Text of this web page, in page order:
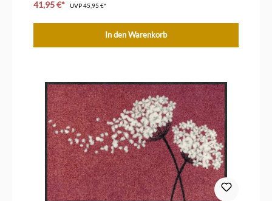
41,95 €* UVP45,95 €*
In den Warenkorb